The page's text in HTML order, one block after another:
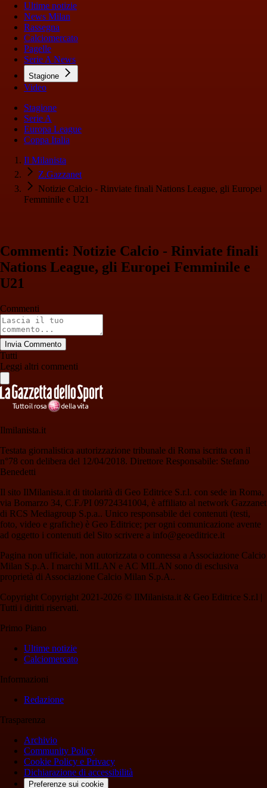
Ultime notizie
News Milan
Rassegna
Calciomercato
Pagelle
Serie A News
Stagione
Video
Stagione
Serie A
Europa League
Coppa Italia
Il Milanista
Z.Gazzanet
Notizie Calcio - Rinviate finali Nations League, gli Europei
Femminile e U21
Commenti: Notizie Calcio - Rinviate finali
Nations League, gli Europei Femminile e
U21
Commenti
Invia Commento
Tutti
Leggi altri commenti
Ilmilanista.it
Testata giornalistica autorizzazione tribunale di Roma iscritta con il
n°78 con delibera del 12/04/2018. Direttore Responsabile: Stefano
Benedetti
Il sito IlMilanista.it di titolarità di Geo Editrice S.r.l. con sede in Roma,
via Bomarzo 34, C.F./PI 09724341004, è affiliato al network Gazzanet
di RCS Mediagroup S.p.a.. Unico responsabile dei contenuti (testi,
foto, video e grafiche) è Geo Editrice; per ogni comunicazione avente
ad oggetto i contenuti del Sito scrivere a info@geoeditrice.it
Pagina non ufficiale, non autorizzata o connessa a Associazione Calcio
Milan S.p.A. I marchi MILAN e AC MILAN sono di esclusiva
proprietà di Associazione Calcio Milan S.p.A..
Copyright Copyright 2021-2026 © IlMilanista.it & Geo Editrice S.r.l |
Tutti i diritti riservati.
Primo Piano
Ultime notizie
Calciomercato
Informazioni
Redazione
Trasparenza
Archivio
Community Policy
Cookie Policy e Privacy
Dichiarazione di accessibilità
Preferenze sui cookie